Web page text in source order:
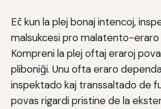
Eĉ kun la plej bonaj intencoj,
malsukcesi pro malatento-eraro
Kompreni la plej oftaj eraroj
pliboniĝi. Unu ofta eraro
inspektado kaj transsaltado de
povas rigardi pristine de la